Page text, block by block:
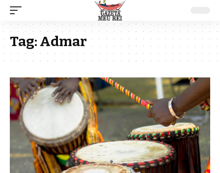
Tag:Admar